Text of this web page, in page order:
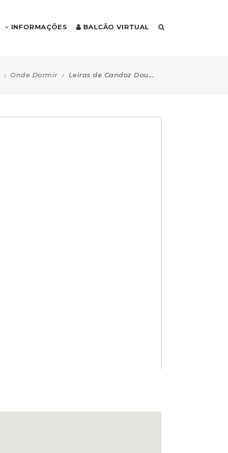
INFORMAÇÕES BALCÃO VIRTUAL
Onde Dormir Leiras de Candoz Dou...